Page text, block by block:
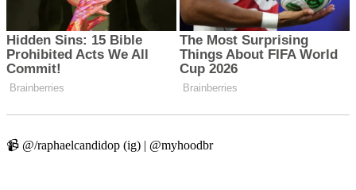
📹 @/raphaelcandidop (ig) | @myhoodbr